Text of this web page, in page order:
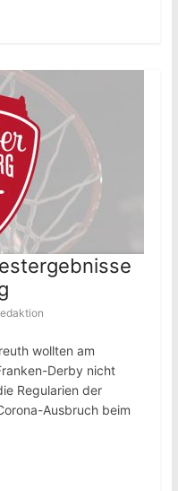
wollten am
Derby nicht
Regularien der
Ausbruch beim